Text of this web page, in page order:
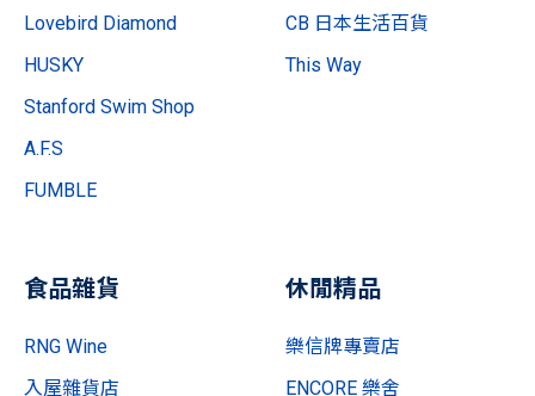
Lovebird Diamond
HUSKY
Stanford Swim Shop
A.F.S
FUMBLE
CB 日本生活百貨
This Way
食品雜貨
RNG Wine
入屋雜貨店
休閒精品
樂信牌專賣店
ENCORE 樂舍